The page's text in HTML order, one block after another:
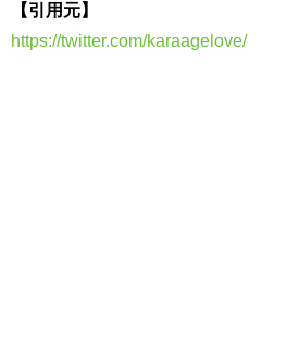
【引用元】
https://twitter.com/karaagelove/